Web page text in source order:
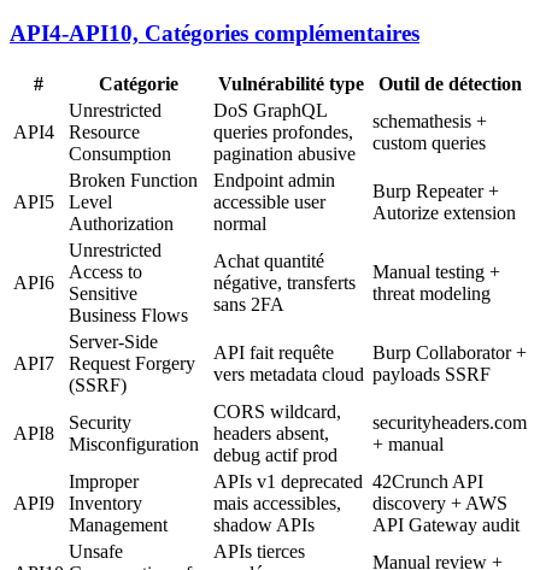
API4-API10, Catégories complémentaires
# Catégorie Vulnérabilité type Outil de détection
API4
Unrestricted
Resource
Consumption
DoS GraphQL
queries profondes,
pagination abusive
schemathesis +
custom queries
API5
Broken Function
Level
Authorization
Endpoint admin
accessible user
normal
Burp Repeater +
Autorize extension
API6
Unrestricted
Access to
Sensitive
Business Flows
Achat quantité
négative, transferts
sans 2FA
Manual testing +
threat modeling
API7
Server-Side
Request Forgery
(SSRF)
API fait requête
vers metadata cloud
Burp Collaborator +
payloads SSRF
API8
Security
Misconfiguration
CORS wildcard,
headers absent,
debug actif prod
securityheaders.com
+ manual
API9
Improper
Inventory
Management
APIs v1 deprecated
mais accessibles,
shadow APIs
42Crunch API
discovery + AWS
API Gateway audit
Unsafe
APIs tierces
Manual review +